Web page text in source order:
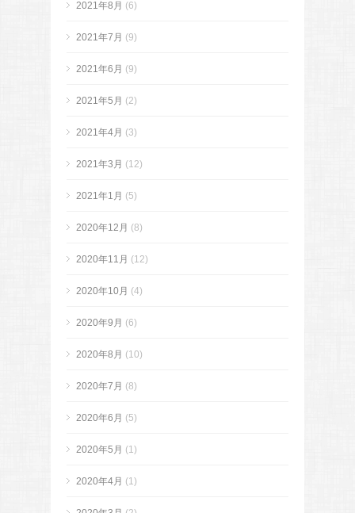
2021年8月 (6)
2021年7月 (9)
2021年6月 (9)
2021年5月 (2)
2021年4月 (3)
2021年3月 (12)
2021年1月 (5)
2020年12月 (8)
2020年11月 (12)
2020年10月 (4)
2020年9月 (6)
2020年8月 (10)
2020年7月 (8)
2020年6月 (5)
2020年5月 (1)
2020年4月 (1)